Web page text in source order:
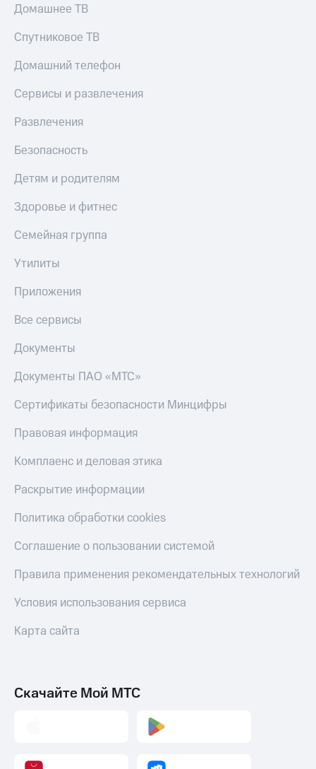
Домашнее ТВ
Спутниковое ТВ
Домашний телефон
Сервисы и развлечения
Развлечения
Безопасность
Детям и родителям
Здоровье и фитнес
Семейная группа
Утилиты
Приложения
Все сервисы
Документы
Документы ПАО «МТС»
Сертификаты безопасности Минцифры
Правовая информация
Комплаенс и деловая этика
Раскрытие информации
Политика обработки cookies
Соглашение о пользовании системой
Правила применения рекомендательных технологий
Условия использования сервиса
Карта сайта
Скачайте Мой МТС